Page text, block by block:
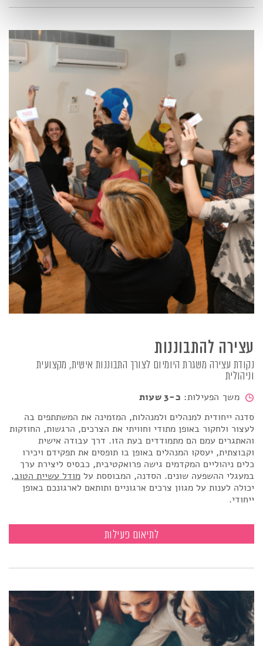
עצירה להתבוננות
נקודת עצירה משגרת היומיום לצורך התבוננות אישית, מקצועית
וניהולית
משך הפעילות: כ-3 שעות
סדנה ייחודית למנהלים ולמנהלות, המזמינה את המשתתפים בה
לעצור ולחקור באופן מתודי וחוויתי את הצרכים, הרגשות, החוזקות
והאתגרים עמם הם מתמודדים בעת הזו. דרך עבודה אישית
וקבוצתית, יעסקו המנהלים באופן בו תופסים את תפקידם ויכירו
כלים ניהוליים המקדמים גישה פרואקטיבית, כבסיס ליצירת ערך
במעגלי ההשפעה שונים. הסדנה, המבוססת על מודל עשיית הטוב,
יכולה לענות על מגוון צרכים ארגוניים ותותאם לארגונכם באופן
ייחודי.
לתיאום פעילות